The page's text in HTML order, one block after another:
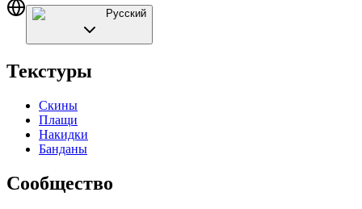
Русский
Текстуры
Скины
Плащи
Накидки
Банданы
Сообщество